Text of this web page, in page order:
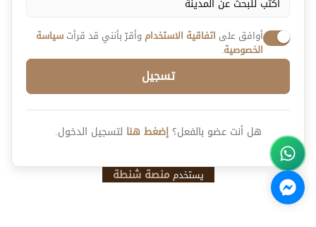
أوافق على اتفاقية الاستخداموأقرّ بأنني قد قرأت سياسة
الخصوصية.
تسجيل
هل أنت عضو بالفعل؟ إضغط هنا لتسجيل الدخول.
يستخدممنصة شنطة